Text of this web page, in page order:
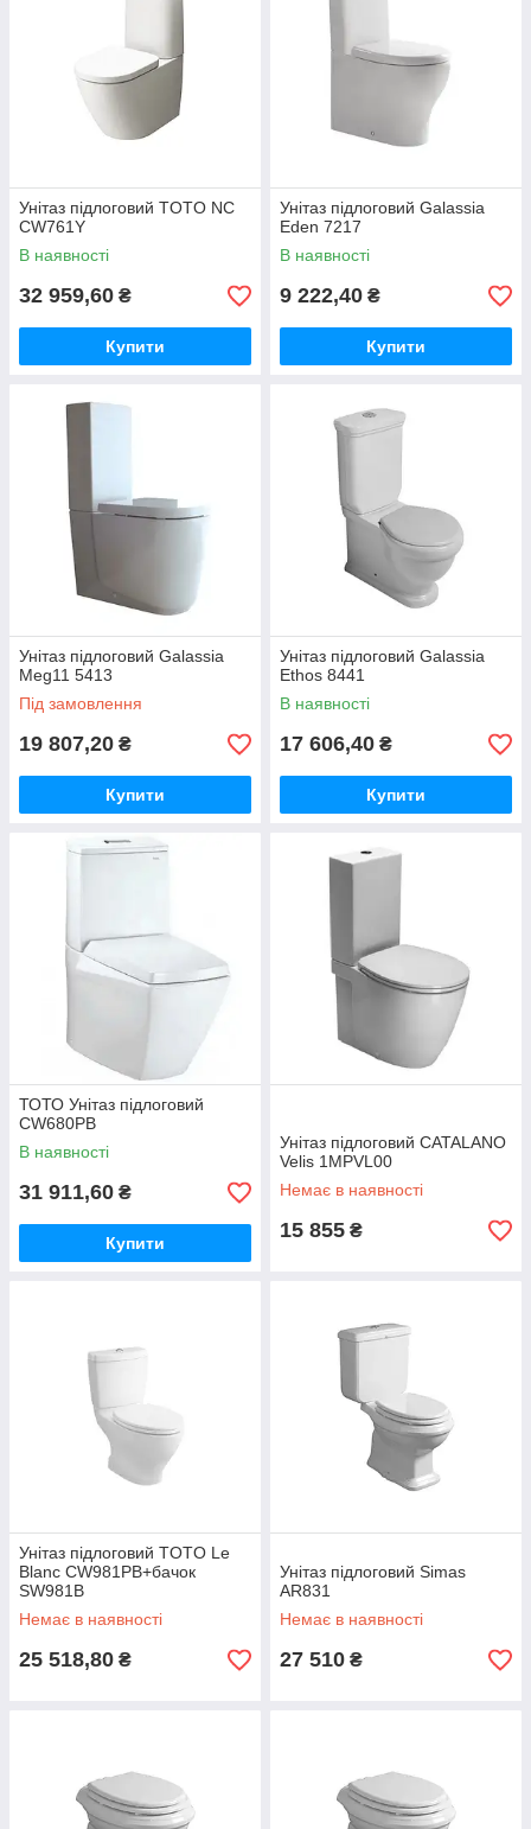
Унітаз підлоговий TOTO NC
CW761Y
В наявності
32 959,60 ₴
Купити
Унітаз підлоговий Galassia
Eden 7217
В наявності
9 222,40 ₴
Купити
Унітаз підлоговий Galassia
Meg11 5413
Під замовлення
19 807,20 ₴
Купити
Унітаз підлоговий Galassia
Ethos 8441
В наявності
17 606,40 ₴
Купити
ТОТО Унітаз підлоговий
CW680PB
В наявності
31 911,60 ₴
Купити
Унітаз підлоговий CATALANO
Velis 1MPVL00
Немає в наявності
15 855 ₴
Унітаз підлоговий TOTO Le
Blanc CW981PB+бачок
SW981B
Немає в наявності
25 518,80 ₴
Унітаз підлоговий Simas
AR831
Немає в наявності
27 510 ₴